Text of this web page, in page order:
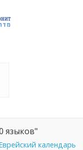
языков"
календарь